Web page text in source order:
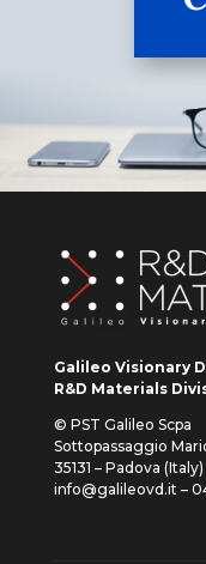
Galileo Visionary
R&D Materials
© PST Galileo Scpa
Sottopassaggio
35131 – Padova (Italy)
info@galileovd.it –